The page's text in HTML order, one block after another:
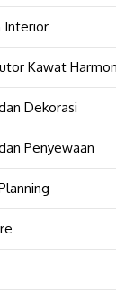
Interior
Kawat
Dekorasi
Penyewaan